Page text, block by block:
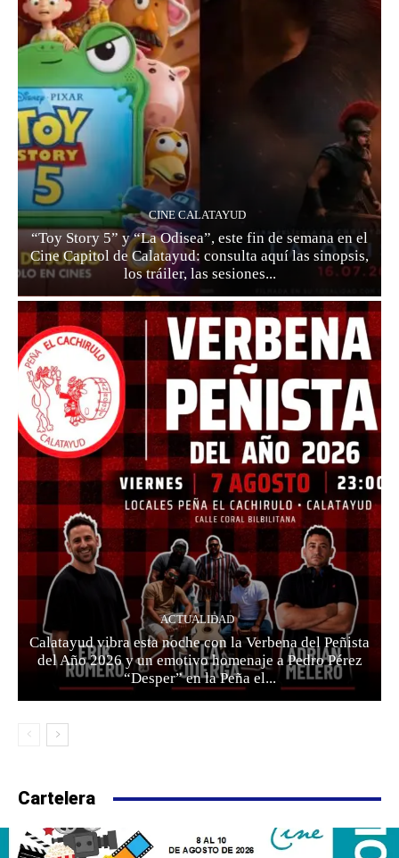
CINE CALATAYUD
“Toy Story 5” y “La Odisea”, este fin de semana en el
Cine Capitol de Calatayud: consulta aquí las sinopsis,
los tráiler, las sesiones...
ACTUALIDAD
Calatayud vibra esta noche con la Verbena del Peñista
del Año 2026 y un emotivo homenaje a Pedro Pérez
“Desper” en la Peña el...
Cartelera